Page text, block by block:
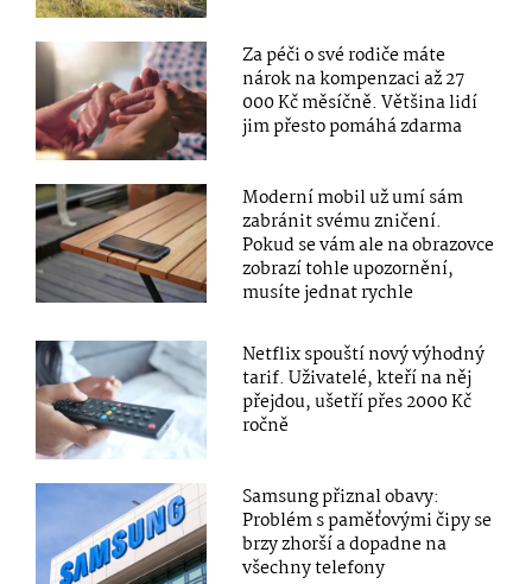
Za péči o své rodiče máte
nárok na kompenzaci až 27
000 Kč měsíčně. Většina lidí
jim přesto pomáhá zdarma
Moderní mobil už umí sám
zabránit svému zničení.
Pokud se vám ale na obrazovce
zobrazí tohle upozornění,
musíte jednat rychle
Netflix spouští nový výhodný
tarif. Uživatelé, kteří na něj
přejdou, ušetří přes 2000 Kč
ročně
Samsung přiznal obavy:
Problém s paměťovými čipy se
brzy zhorší a dopadne na
všechny telefony